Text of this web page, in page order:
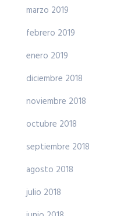
marzo 2019
febrero 2019
enero 2019
diciembre 2018
noviembre 2018
octubre 2018
septiembre 2018
agosto 2018
julio 2018